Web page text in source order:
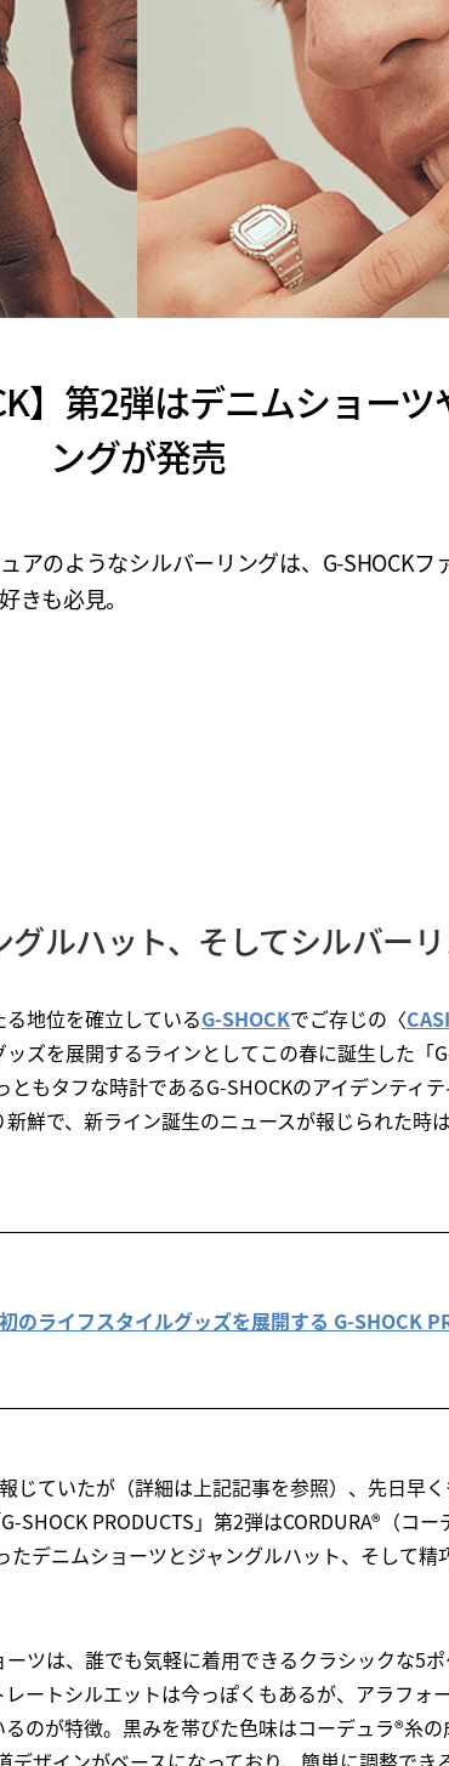
】第2弾はデニムショー
ングが発売
アのようなシルバーリングは、G-SHOCKフ
きも必見。
ルハット、そしてシルバー
地位を確立しているG-SHOCKでご存じの〈
ズを展開するラインとしてこの春に誕生した「
ともタフな時計であるG-SHOCKのアイデンティ
鮮で、新ライン誕生のニュースが報じられた時
のライフスタイルグッズを展開する G-SHOCK
じていたが（詳細は上記記事を参照）、先日早
SHOCK PRODUCTS」第2弾はCORDURA®（コ
デニムショーツとジャングルハット、そして精
ツは、誰でも気軽に着用できるクラシックな5
ートシルエットは今っぽくもあるが、アラフォ
のが特徴。黒みを帯びた色味はコーデュラ®糸の